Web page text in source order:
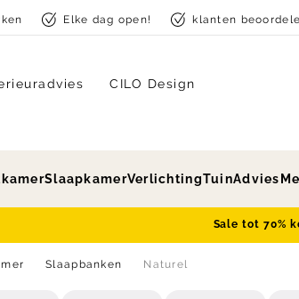
Elke dag open! klanten
CILO Design
SlaapkamerVerlichtingTuinAdvies
Sale tot 70%
Slaapbanken Naturel